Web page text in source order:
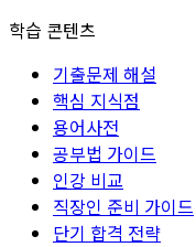
학습 콘텐츠
기출문제 해설
핵심 지식점
용어사전
공부법 가이드
인강 비교
직장인 준비 가이드
단기 합격 전략